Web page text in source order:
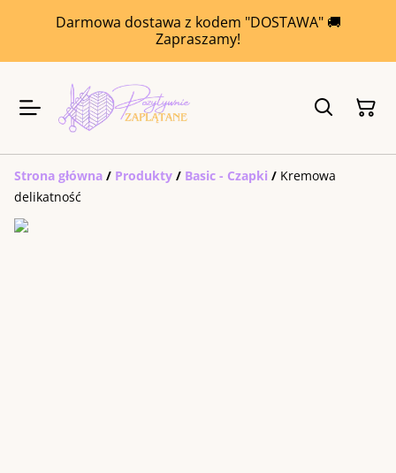
Darmowa dostawa z kodem "DOSTAWA" 🚚
Zapraszamy!
Strona główna / Produkty / Basic - Czapki / Kremowa
delikatność